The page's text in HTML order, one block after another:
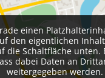
einen
den eigentlichen
die Schaltfläche unten.
dabei Daten an
weitergegeben werden.